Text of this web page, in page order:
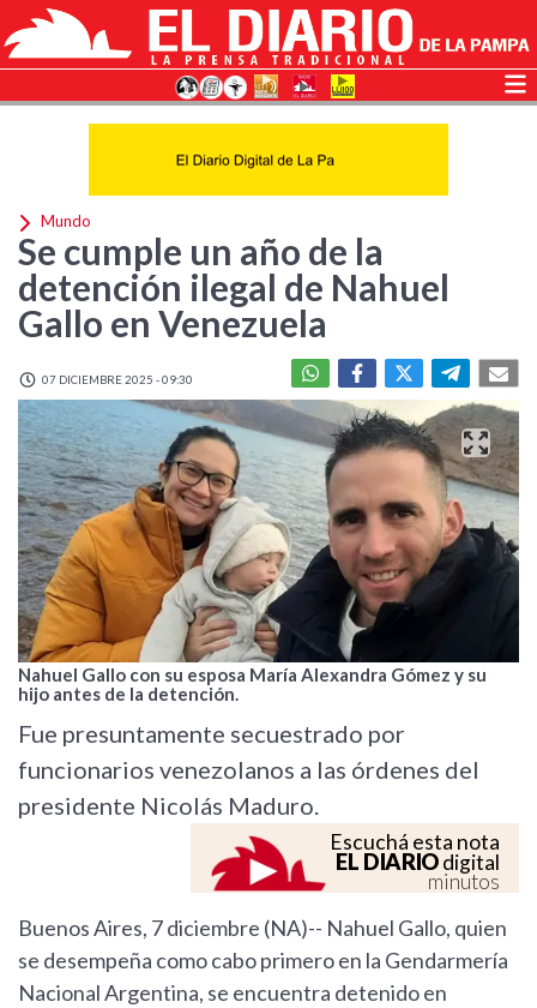
Mundo
Se cumple un año de la
detención ilegal de Nahuel
Gallo en Venezuela
07 DICIEMBRE 2025 - 09:30
Nahuel Gallo con su esposa María Alexandra Gómez y su
hijo antes de la detención.
Fue presuntamente secuestrado por
funcionarios venezolanos a las órdenes del
presidente Nicolás Maduro.
Escuchá esta nota
EL DIARIOdigital
minutos
Buenos Aires, 7 diciembre (NA)-- Nahuel Gallo, quien
se desempeña como cabo primero en la Gendarmería
Nacional Argentina, se encuentra detenido en